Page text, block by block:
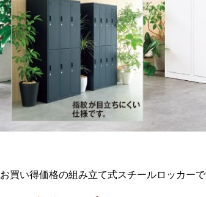
お買い得価格の組み立て式スチールロッカー